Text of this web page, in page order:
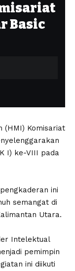
Basic
(HMI) Komisariat
I) ke-VIII pada
ini
semangat di
Utara.
Intelektual
pemimpin
ini diikuti